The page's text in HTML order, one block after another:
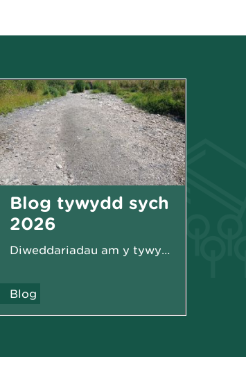
Blog tywydd sych
2026
Diweddariadau am y tywydd sych yn 2026
Blog